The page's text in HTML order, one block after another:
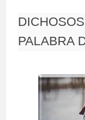
PALABRA